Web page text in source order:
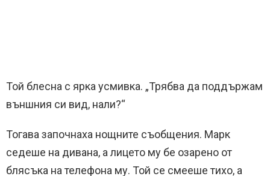
Той блесна с ярка усмивка. „Трябва да поддържам
външния си вид, нали?“
Тогава започнаха нощните съобщения. Марк
седеше на дивана, а лицето му бе озарено от
блясъка на телефона му. Той се смееше тихо, а